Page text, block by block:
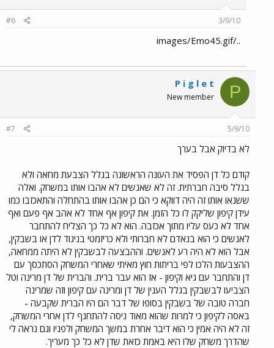
3/9/10
#6
../images/Emo45.gif
P
P i g l e t
New member
5/9/10
#7
לא בדיוק אבל בערך
קודם כל דן הפסיד את העונה הראשונה בגלל הצבעת מחאה ולא
בגלל סיבה חברתית. זה לא שאנשים לא אהבו אותו במשחק. ואלה
ששנאו אותו זה היה דווקא כי הם כן אהבו אותו בהתחלה והתאכזבו כמו
עידן קיפון שליקק לו כל הזמן. את קיפון אף אחד לא אהב אף פעם ואף
אחד לא כעס עליו מתוך אכזבה. הוא לא כל כך הצליח להתחבר
לאנשים כי הוא בנאדם לא חברותי ולא כריזמטי בניגוד לדן או בשבקין,
אבל הוא לא היה רע לאנשים. וההבצעה לבשבקין לא היתה ממחאה,
ההצבעות הלכו לפי בריתות חוץ מאיתי שאחרי המשחק הסתכסך עם
דן והתחבר עם גיא וקיפון - אז הוא עבר ברית. והברית של דן מרינה וטל
הצביעו לבשבקין בגלל הענין של דן ומרינה עם קיפון וזה שמרינה
חברה טובה של בשבקין בסופו של דבר הם היו הברית שקבעה -
באסה לקיפון כי למרות שהוא מאוד ניסה להתחנף לדן אחרי המשחק,
זה לא היה אמין כי הוא דיבר אחרת במשך המשחק ולפניו וגם נראה לי
שהדרך משחק שלו היא באמת כזאת שדן לא כל כך מעריך.